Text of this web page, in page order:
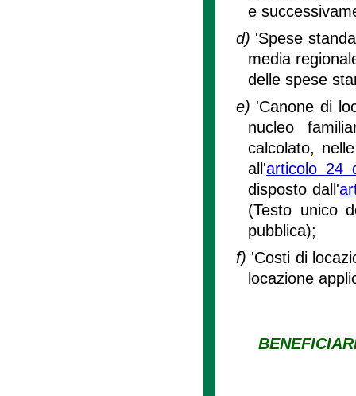
e
d) 'Spese
media
delle spese
e) 'Canone di
nucleo
calcolato,
all'articolo 24
disposto dall'
(Testo unico
pubblica);
f) 'Costi di
locazione